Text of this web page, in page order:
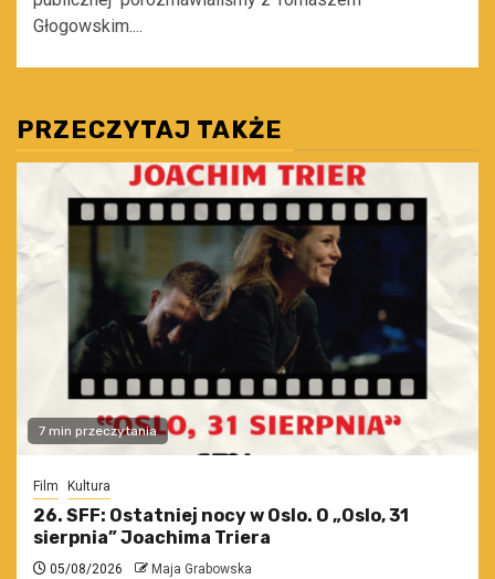
Głogowskim....
PRZECZYTAJ TAKŻE
7 min przeczytania
Film Kultura
26. SFF: Ostatniej nocy w Oslo. O „Oslo, 31
sierpnia” Joachima Triera
05/08/2026 Maja Grabowska